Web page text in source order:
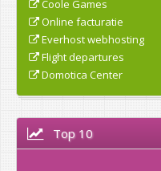
Coole Games
Online facturatie
Everhost webhosting
Flight departures
Domotica Center
Top 10